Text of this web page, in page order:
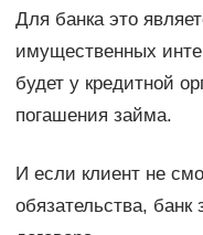
Для банка это
имущественных
будет у кредитной
погашения займа.
И если клиент не
обязательства,